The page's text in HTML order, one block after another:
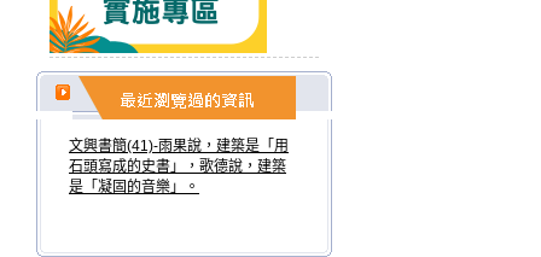
文興書簡(41)-雨果說，建築是「用
石頭寫成的史書」，歌德說，建築
是「凝固的音樂」。